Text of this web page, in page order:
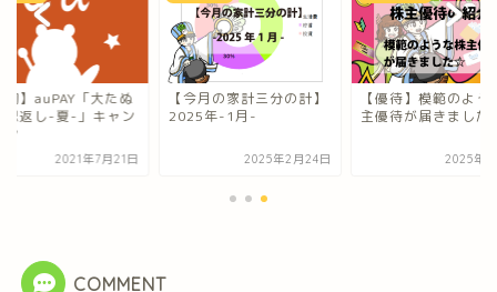
約】auPAY「大たぬ
恩返し-夏-」キャン
ン
2021年7月21日
【今月の家計三分の計】
2025年-1月-
2025年2月24日
【優待】模範のよう
主優待が届きまし
2025年3
COMMENT